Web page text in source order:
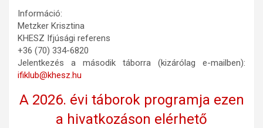
Információ:
Metzker Krisztina
KHESZ Ifjúsági referens
+36 (70) 334-6820
Jelentkezés a második táborra (kizárólag e-mailben):
ifiklub@khesz.hu
A 2026. évi táborok programja ezen
a hivatkozáson elérhető